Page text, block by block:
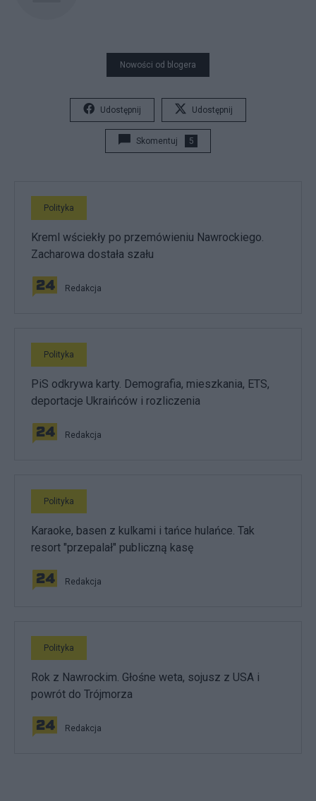
Nowości od blogera
Udostępnij Udostępnij
Skomentuj 5
Polityka
Kreml wściekły po przemówieniu Nawrockiego.
Zacharowa dostała szału
Redakcja
Polityka
PiS odkrywa karty. Demografia, mieszkania, ETS,
deportacje Ukraińców i rozliczenia
Redakcja
Polityka
Karaoke, basen z kulkami i tańce hulańce. Tak
resort "przepalał" publiczną kasę
Redakcja
Polityka
Rok z Nawrockim. Głośne weta, sojusz z USA i
powrót do Trójmorza
Redakcja